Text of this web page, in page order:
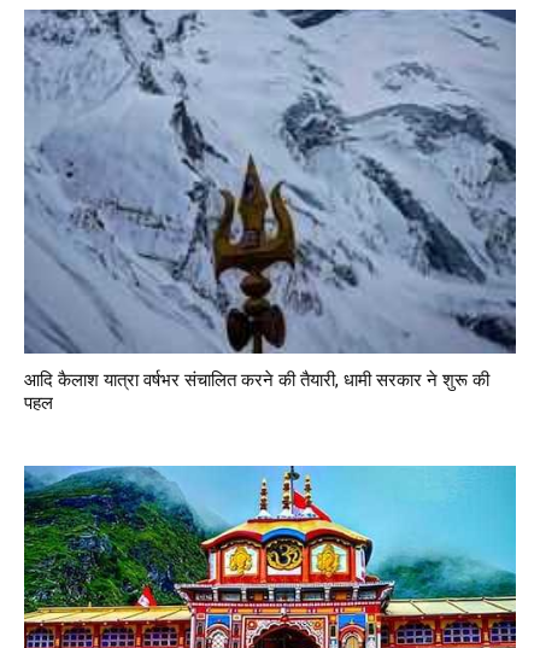
आदि कैलाश यात्रा वर्षभर संचालित करने की तैयारी, धामी सरकार ने शुरू की
पहल